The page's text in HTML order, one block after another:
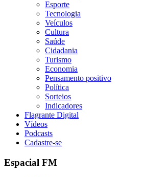
Esporte
Tecnologia
Veículos
Cultura
Saúde
Cidadania
Turismo
Economia
Pensamento positivo
Política
Sorteios
Indicadores
Flagrante Digital
Vídeos
Podcasts
Cadastre-se
Espacial FM